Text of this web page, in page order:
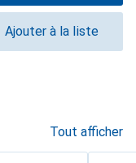
Ajouter à la liste
Tout afficher